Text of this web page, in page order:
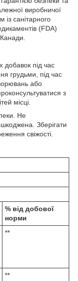
виробничої
санітарного
(FDA)
добавок під час
грудьми, під час
або
з
місці.
Не
Зберігати
свіжості.
% від добової
норми
**
**